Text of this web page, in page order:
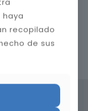
recopilado
de sus